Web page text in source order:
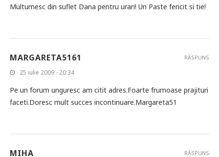
Multumesc din suflet Dana pentru urari! Un Paste fericit si tie!
MARGARETA5161
25 iulie 2009 - 20:34
Pe un forum unguresc am citit adres.Foarte frumoase prajituri
faceti.Doresc mult succes incontinuare.Margareta51
RĂSPUNS
MIHA RĂSPUNS